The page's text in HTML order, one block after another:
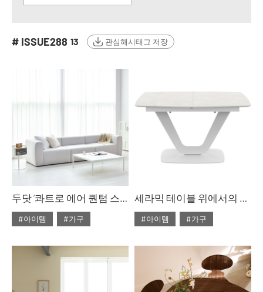
# ISSUE288 13 관심해시태그 저장
두닷 ‘콰트로 에어 퀀텀 스퀘어 페닉스 소파 테이블
#아이템
#가구
#ISSUE283
세라믹 테이블 위에서의 만찬
#아이템
#가구
#테이블